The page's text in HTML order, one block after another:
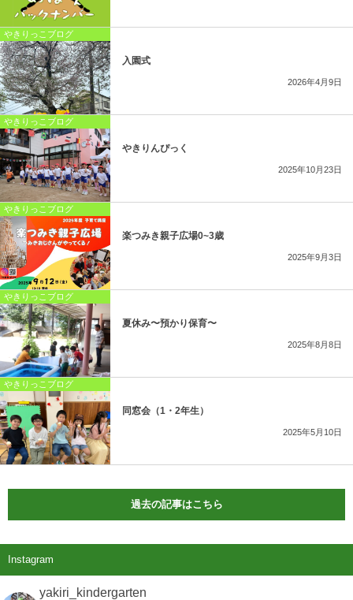
やきりっこブログ
入園式
2026年4月9日
やきりっこブログ
やきりんぴっく
2025年10月23日
やきりっこブログ
楽つみき親子広場0~3歳
2025年9月3日
やきりっこブログ
夏休み〜預かり保育〜
2025年8月8日
やきりっこブログ
同窓会（1・2年生）
2025年5月10日
過去の記事はこちら
Instagram
yakiri_kindergarten